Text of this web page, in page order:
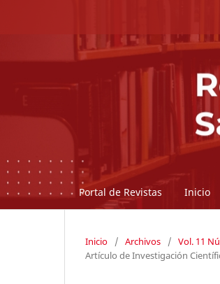
Portal de Revistas Inicio
Inicio / Archivos / Vol. 11
Artículo de Investigación